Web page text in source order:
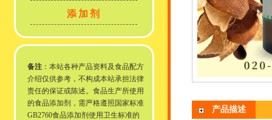
添加剂
备注 ：本站各种产品资料及食品配方
介绍仅供参考，不构成本站承担法律
责任的保证或陈述。食品生产所使用
的食品添加剂，需严格遵照国家标准
GB2760食品添加剂使用卫生标准的
产品描述